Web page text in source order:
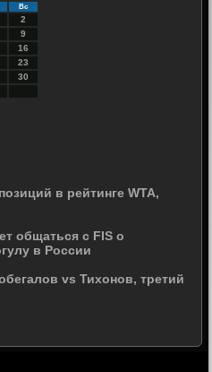
Вс
2
9
16
23
30
в рейтинге WTA,
общаться с FIS о
в России
vs Тихонов, третий